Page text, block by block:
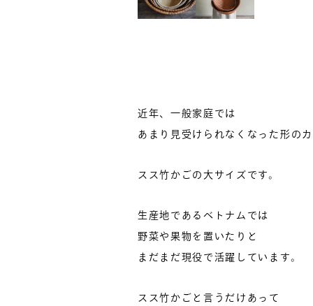
近年、一般家庭では
あまり見受けられなくなった形の
スス竹かごの大サイズです。
生産地であるベトナムでは
野菜や果物を置いたりと
まだまだ現役で活躍しています。
スス竹かごと言うだけあって